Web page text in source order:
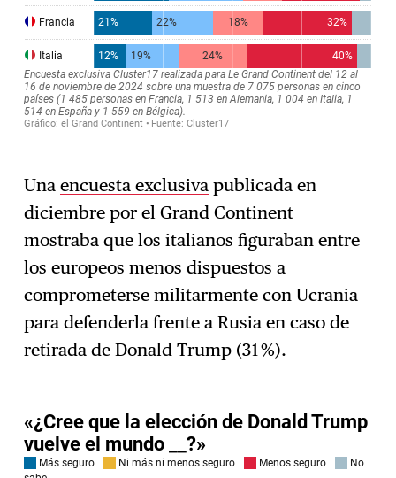
Unaencuesta exclusiva publicada en
diciembre por el Grand Continent
mostraba que los italianos figuraban entre
los europeos menos dispuestos a
comprometerse militarmente con Ucrania
para defenderla frente a Rusia en caso de
retirada de Donald Trump (31 %).